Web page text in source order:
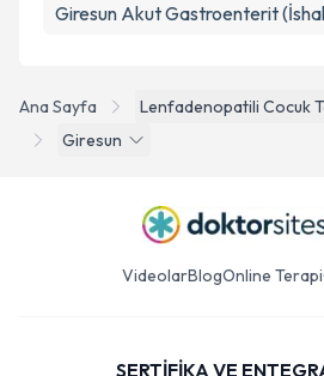
Ana Sayfa
Lenfadenopatili Cocuk
Giresun
Giresun Akut Gastroenterit
VideolarBlogOnline Terapi
SERTİFİKA VE